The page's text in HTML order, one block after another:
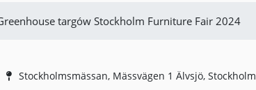
targów Stockholm Furniture Fair 2024
Stockholmsmässan, Mässvägen 1 Älvsjö, Stockholm